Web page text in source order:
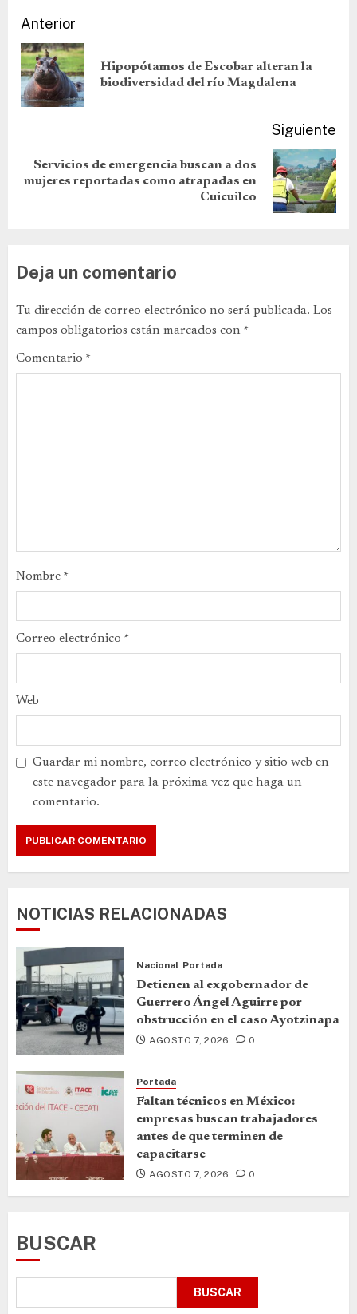
Anterior
Hipopótamos de Escobar alteran la
biodiversidad del río Magdalena
Siguiente
Servicios de emergencia buscan a dos
mujeres reportadas como atrapadas en
Cuicuilco
Deja un comentario
Tu dirección de correo electrónico no será publicada. Los
campos obligatorios están marcados con *
Comentario *
Nombre *
Correo electrónico *
Web
Guardar mi nombre, correo electrónico y sitio web en
este navegador para la próxima vez que haga un
comentario.
NOTICIAS RELACIONADAS
Nacional Portada
Detienen al exgobernador de
Guerrero Ángel Aguirre por
obstrucción en el caso Ayotzinapa
AGOSTO 7, 2026 0
Portada
Faltan técnicos en México:
empresas buscan trabajadores
antes de que terminen de
capacitarse
AGOSTO 7, 2026 0
BUSCAR
BUSCAR